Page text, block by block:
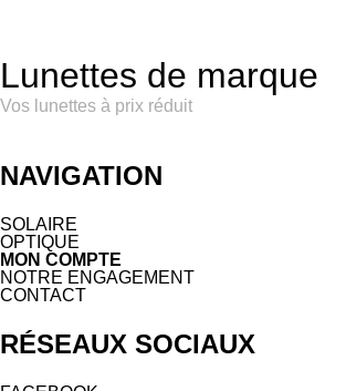
Lunettes de marque
Vos lunettes à prix réduit
NAVIGATION
SOLAIRE
OPTIQUE
MON COMPTE
NOTRE ENGAGEMENT
CONTACT
RÉSEAUX SOCIAUX